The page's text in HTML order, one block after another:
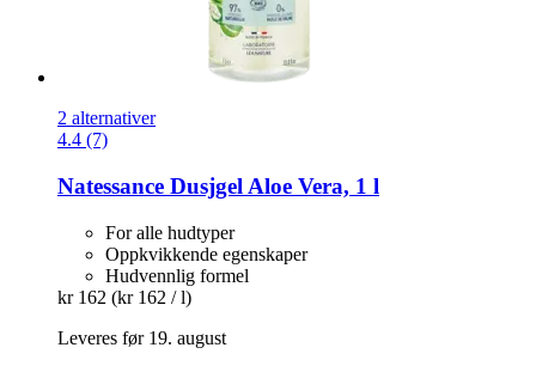
2 alternativer
4.4 (7)
Natessance Dusjgel Aloe Vera, 1 l
For alle hudtyper
Oppkvikkende egenskaper
Hudvennlig formel
kr 162 (kr 162 / l)
Leveres før 19. august